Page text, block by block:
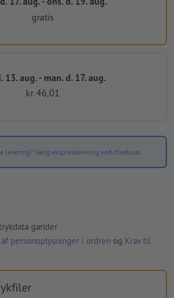
gratis
13. aug. - man. d. 17. aug.
kr. 46,01
levering? Vælg ekspreslevering ved checkout.
gælder
personoplysninger i ordren og Krav til